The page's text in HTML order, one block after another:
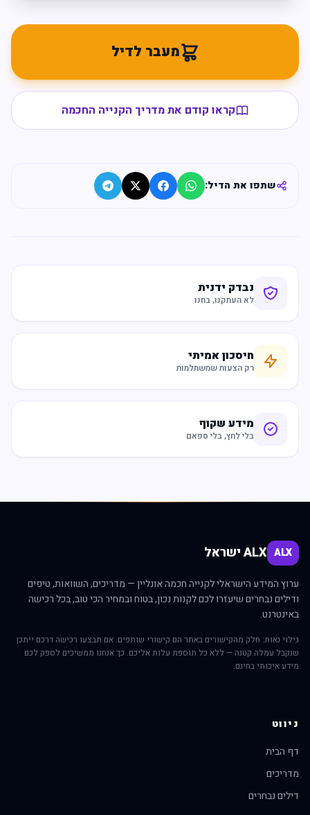
מעבר לדיל
קראו קודם את מדריך הקנייה החכמה
שתפו את הדיל:
נבדק ידנית
לא העתקנו, בחנו
חיסכון אמיתי
רק הצעות שמשתלמות
מידע שקוף
בלי לחץ, בלי ספאם
ALX ALX ישראל
ערוץ המידע הישראלי לקנייה חכמה אונליין — מדריכים, השוואות, טיפים
ודילים נבחרים שיעזרו לכם לקנות נכון, בטוח ובמחיר הכי טוב, בכל רכישה
באינטרנט.
גילוי נאות: חלק מהקישורים באתר הם קישורי שותפים. אם תבצעו רכישה דרכם ייתכן
שנקבל עמלה קטנה — ללא כל תוספת עלות אליכם. כך אנחנו ממשיכים לספק לכם
מידע איכותי בחינם.
ניווט
דף הבית
מדריכים
דילים נבחרים